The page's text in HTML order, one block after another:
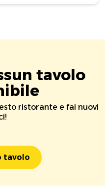
tavolo
ristorante e fai nuovi
tavolo